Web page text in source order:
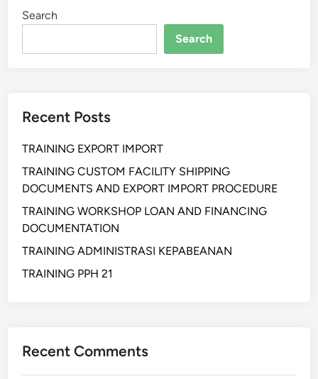
Search
Search
Recent Posts
TRAINING EXPORT IMPORT
TRAINING CUSTOM FACILITY SHIPPING
DOCUMENTS AND EXPORT IMPORT PROCEDURE
TRAINING WORKSHOP LOAN AND FINANCING
DOCUMENTATION
TRAINING ADMINISTRASI KEPABEANAN
TRAINING PPH 21
Recent Comments